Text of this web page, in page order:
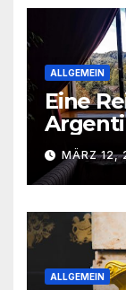
ALLGEMEIN
Eine
MÄRZ
ALLGEMEIN